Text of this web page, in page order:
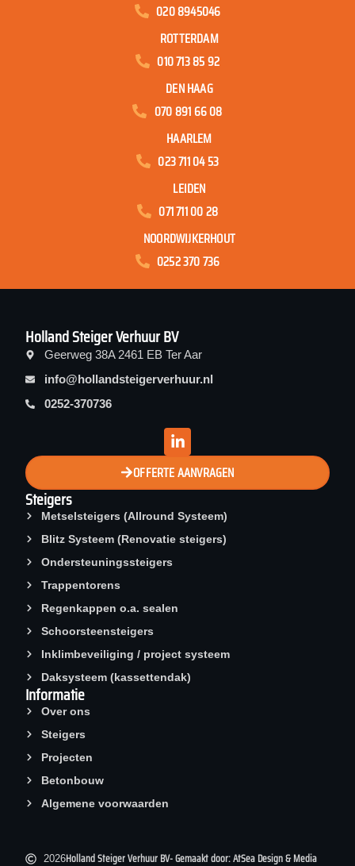
020 8945046
ROTTERDAM
010 713 85 92
DEN HAAG
070 891 66 08
HAARLEM
023 711 04 53
LEIDEN
071 711 00 28
NOORDWIJKERHOUT
0252 370 736
Holland Steiger Verhuur BV
Geerweg 38A 2461 EB Ter Aar
info@hollandsteigerverhuur.nl
0252-370736
Steigers
Metselsteigers (Allround Systeem)
Blitz Systeem (Renovatie steigers)
Ondersteuningssteigers
Trappentorens
Regenkappen o.a. sealen
Schoorsteen­steigers
Inklimbeveiliging / project systeem
Daksysteem (kassettendak)
Informatie
Over ons
Steigers
Projecten
Betonbouw
Algemene voorwaarden
OFFERTE AANVRAGEN
2026Holland Steiger Verhuur BV- Gemaakt door: AtSea Design & Media